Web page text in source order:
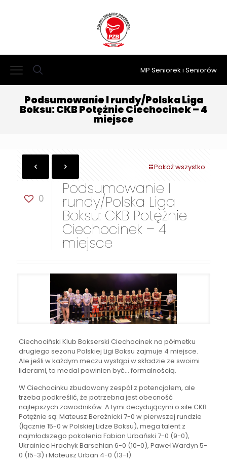
MP Seniorek i Seniorów
Podsumowanie I rundy/Polska Liga
Boksu: CKB Potężnie Ciechocinek – 4
miejsce
Pokaż wszystko
0
Podsumowanie I
rundy/Polska Liga
Boksu: CKB Potężnie
Ciechocinek – 4
miejsce
Ciechociński Klub Bokserski Ciechocinek na półmetku
drugiego sezonu Polskiej Ligi Boksu zajmuje 4 miejsce.
Ale jeśli w każdym meczu wystąpi w składzie ze swoimi
liderami, to medal powinien być… formalnością.
W Ciechocinku zbudowany zespół z potencjałem, ale
trzeba podkreślić, że potrzebna jest obecność
najlepszych zawodników. A tymi decydującymi o sile CKB
Potężnie są: Mateusz Bereźnicki 7-0 w pierwszej rundzie
(łącznie 15-0 w Polskiej Lidze Boksu), mega talent z
najmłodszego pokolenia Fabian Urbański 7-0 (9-0),
Ukrainiec Hrachyk Barsehian 6-0 (10-0), Paweł Wardyn 5-
0 (15-3) i Mateusz Urban 4-0 (13-1).